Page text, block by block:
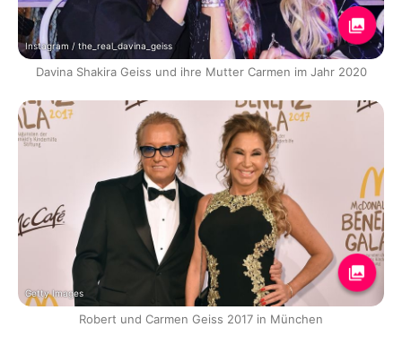
Instagram / the_real_davina_geiss
Davina Shakira Geiss und ihre Mutter Carmen im Jahr 2020
Getty Images
Robert und Carmen Geiss 2017 in München